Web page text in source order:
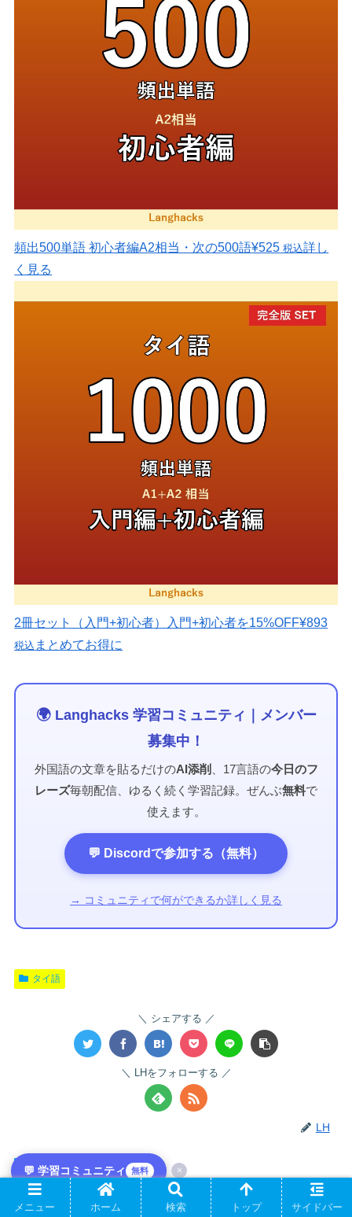
頻出500単語 初心者編A2相当・次の500語¥525 税込詳し
く見る
2冊セット（入門+初心者） 入門+初心者を15%OFF¥893
税込 まとめてお得に
🌍 Langhacks 学習コミュニティ｜メンバー
募集中！
外国語の文章を貼るだけのAI添削 、17言語の今日のフ
レーズ毎朝配信、ゆるく続く学習記録。ぜんぶ無料で
使えます。
💬 Discordで参加する（無料）
→ コミュニティで何ができるか詳しく見る
💬 学習コミュニティ 無料 ×
タイ語
シェアする
LHをフォローする
LH
関連記事
タイ語のデータ分析フレーズ｜傾向・増減の表現
メニュー ホーム 検索 トップ サイドバー